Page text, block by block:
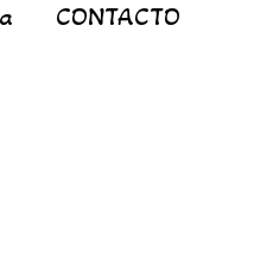
CONTACTO